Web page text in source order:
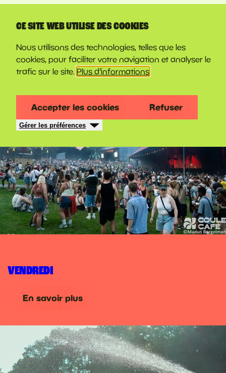
PHOTOS 2026
VENDREDI
En savoir plus
CE SITE WEB UTILISE DES COOKIES
Nous utilisons des technologies, telles que les
cookies, pour faciliter votre navigation et analyser le
trafic sur le site. Plus d'informations
Accepter les cookies Refuser
Gérer les préférences